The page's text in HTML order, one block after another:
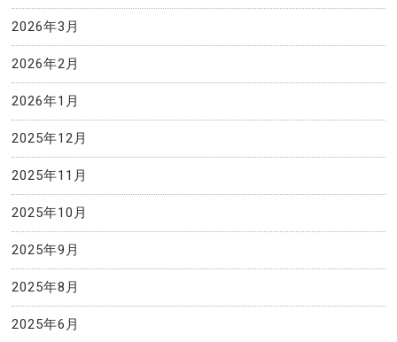
2026年3月
2026年2月
2026年1月
2025年12月
2025年11月
2025年10月
2025年9月
2025年8月
2025年6月